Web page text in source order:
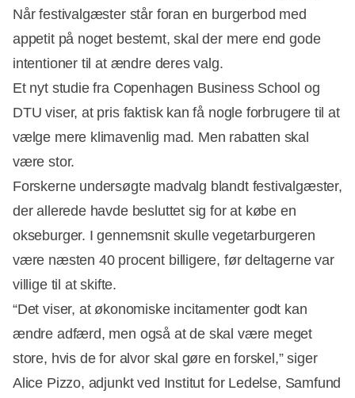
Når festivalgæster står foran en burgerbod med
appetit på noget bestemt, skal der mere end gode
intentioner til at ændre deres valg.
Et nyt studie fra Copenhagen Business School og
DTU viser, at pris faktisk kan få nogle forbrugere til at
vælge mere klimavenlig mad. Men rabatten skal
være stor.
Forskerne undersøgte madvalg blandt festivalgæster,
der allerede havde besluttet sig for at købe en
okseburger. I gennemsnit skulle vegetarburgeren
være næsten 40 procent billigere, før deltagerne var
villige til at skifte.
“Det viser, at økonomiske incitamenter godt kan
ændre adfærd, men også at de skal være meget
store, hvis de for alvor skal gøre en forskel,” siger
Alice Pizzo, adjunkt ved Institut for Ledelse, Samfund